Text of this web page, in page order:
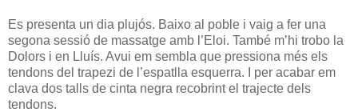
Es presenta un dia plujós. Baixo al poble i vaig a fer una
segona sessió de massatge amb l’Eloi. També m’hi trobo la
Dolors i en Lluís. Avui em sembla que pressiona més els
tendons del trapezi de l’espatlla esquerra. I per acabar em
clava dos talls de cinta negra recobrint el trajecte dels
tendons.